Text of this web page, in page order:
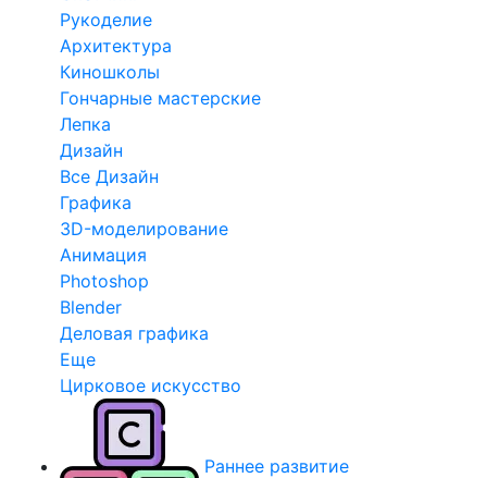
Рукоделие
Архитектура
Киношколы
Гончарные мастерские
Лепка
Дизайн
Все Дизайн
Графика
3D-моделирование
Анимация
Photoshop
Blender
Деловая графика
Еще
Цирковое искусство
Раннее развитие